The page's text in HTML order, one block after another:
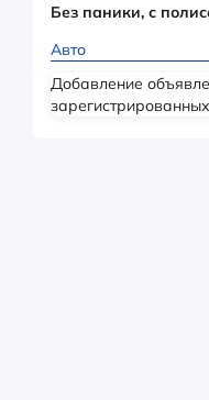
Без паники, с
Авто
Добавление